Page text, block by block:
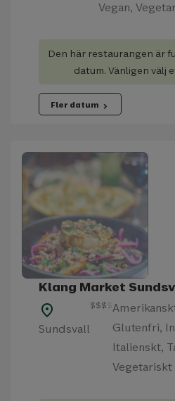
Vegan,
Den här restaurangen är
datum. Vänligen välj
Fler datum chevron_right
Klang Market
place
Sundsvall
$$$ $
Glutenfri,
Italienskt,
Vegetariskt